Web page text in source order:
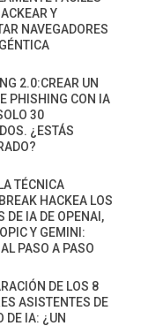
Y
NAVEGADORES
2.0:CREAR UN
PHISHING CON IA
30
¿ESTÁS
TÉCNICA
HACKEA LOS
DE IA DE OPENAI,
Y GEMINI:
PASO A PASO
DE LOS 8
ASISTENTES DE
DE IA: ¿UN